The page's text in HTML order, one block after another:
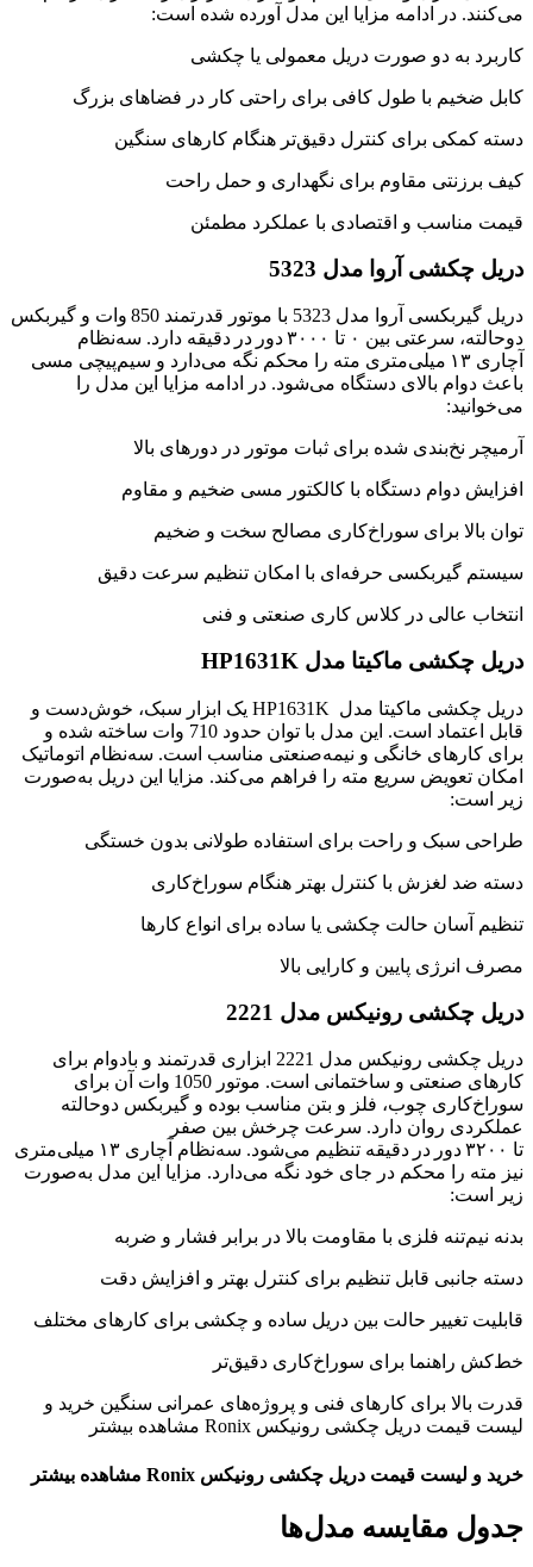
می‌کنند. در ادامه مزایا این مدل آورده شده است:
کاربرد به دو صورت دریل معمولی یا چکشی
کابل ضخیم با طول کافی برای راحتی کار در فضاهای بزرگ
دسته کمکی برای کنترل دقیق‌تر هنگام کارهای سنگین
کیف برزنتی مقاوم برای نگهداری و حمل راحت
قیمت مناسب و اقتصادی با عملکرد مطمئن
دریل چکشی آروا مدل 5323
دریل گیربکسی آروا مدل 5323 با موتور قدرتمند 850 وات و گیربکس
دوحالته، سرعتی بین ۰ تا ۳۰۰۰ دور در دقیقه دارد. سه‌نظام
آچاری ۱۳ میلی‌متری مته را محکم نگه می‌دارد و سیم‌پیچی مسی
باعث دوام بالای دستگاه می‌شود. در ادامه مزایا این مدل را
می‌خوانید:
آرمیچر نخ‌بندی‌ شده برای ثبات موتور در دورهای بالا
افزایش دوام دستگاه با کالکتور مسی ضخیم و مقاوم
توان بالا برای سوراخ‌کاری مصالح سخت و ضخیم
سیستم گیربکسی حرفه‌ای با امکان تنظیم سرعت دقیق
انتخاب عالی در کلاس کاری صنعتی و فنی
دریل چکشی ماکیتا مدل HP1631K
دریل چکشی ماکیتا مدل HP1631K یک ابزار سبک، خوش‌دست و
قابل اعتماد است. این مدل با توان حدود 710 وات ساخته شده و
برای کارهای خانگی و نیمه‌صنعتی مناسب است. سه‌نظام اتوماتیک
امکان تعویض سریع مته را فراهم می‌کند. مزایا این دریل به‌صورت
زیر است:
طراحی سبک و راحت برای استفاده طولانی بدون خستگی
دسته ضد لغزش با کنترل بهتر هنگام سوراخ‌کاری
تنظیم آسان حالت چکشی یا ساده برای انواع کارها
مصرف انرژی پایین و کارایی بالا
دریل چکشی رونیکس مدل 2221
دریل چکشی رونیکس مدل 2221 ابزاری قدرتمند و بادوام برای
کارهای صنعتی و ساختمانی است. موتور 1050 وات آن برای
سوراخ‌کاری چوب، فلز و بتن مناسب بوده و گیربکس دوحالته
عملکردی روان دارد. سرعت چرخش بین صفر
تا ۳۲۰۰ دور در دقیقه تنظیم می‌شود. سه‌نظام آچاری ۱۳ میلی‌متری
نیز مته را محکم در جای خود نگه می‌دارد. مزایا این مدل به‌صورت
زیر است:
بدنه نیم‌تنه فلزی با مقاومت بالا در برابر فشار و ضربه
دسته جانبی قابل تنظیم برای کنترل بهتر و افزایش دقت
قابلیت تغییر حالت بین دریل ساده و چکشی برای کارهای مختلف
خط‌کش راهنما برای سوراخ‌کاری دقیق‌تر
قدرت بالا برای کارهای فنی و پروژه‌های عمرانی سنگین خرید و
لیست قیمت دریل چکشی رونیکس Ronix مشاهده بیشتر
خرید و لیست قیمت دریل چکشی رونیکس Ronix مشاهده بیشتر
جدول مقایسه مدل‌ها